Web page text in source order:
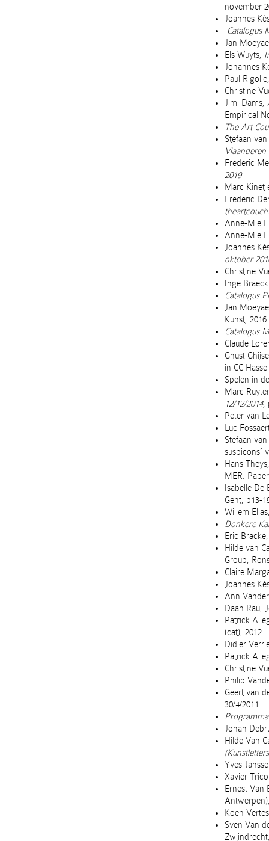
november
Joannes
Catalogus
Jan
Els Wuyts,
Johannes
Paul
Christine
Jimi Dams,
Empirical
The Art
Stefaan
Vlaanderen
Frederic
2019
Marc Kinet
Frederic
Anne-Mie
Anne-Mie
Joannes
oktober
Christine
Inge
Catalogus
Jan
Kunst, 2016
Catalogus
Claude
Ghust
in CC
Spelen in
Marc
12/12/2014,
Peter van
Luc
Stefaan
suspicons’
Hans
MER.
Isabelle
Gent, p13-
Willem
Donkere
Eric
Hilde van
Group,
Claire
Joannes
Ann
Daan Rau,
Patrick
(cat), 2012
Didier
Patrick
Christine
Philip
Geert van
30/4/2011
Johan
Hilde Van
Yves
Xavier
Ernest Van
Koen
Sven Van